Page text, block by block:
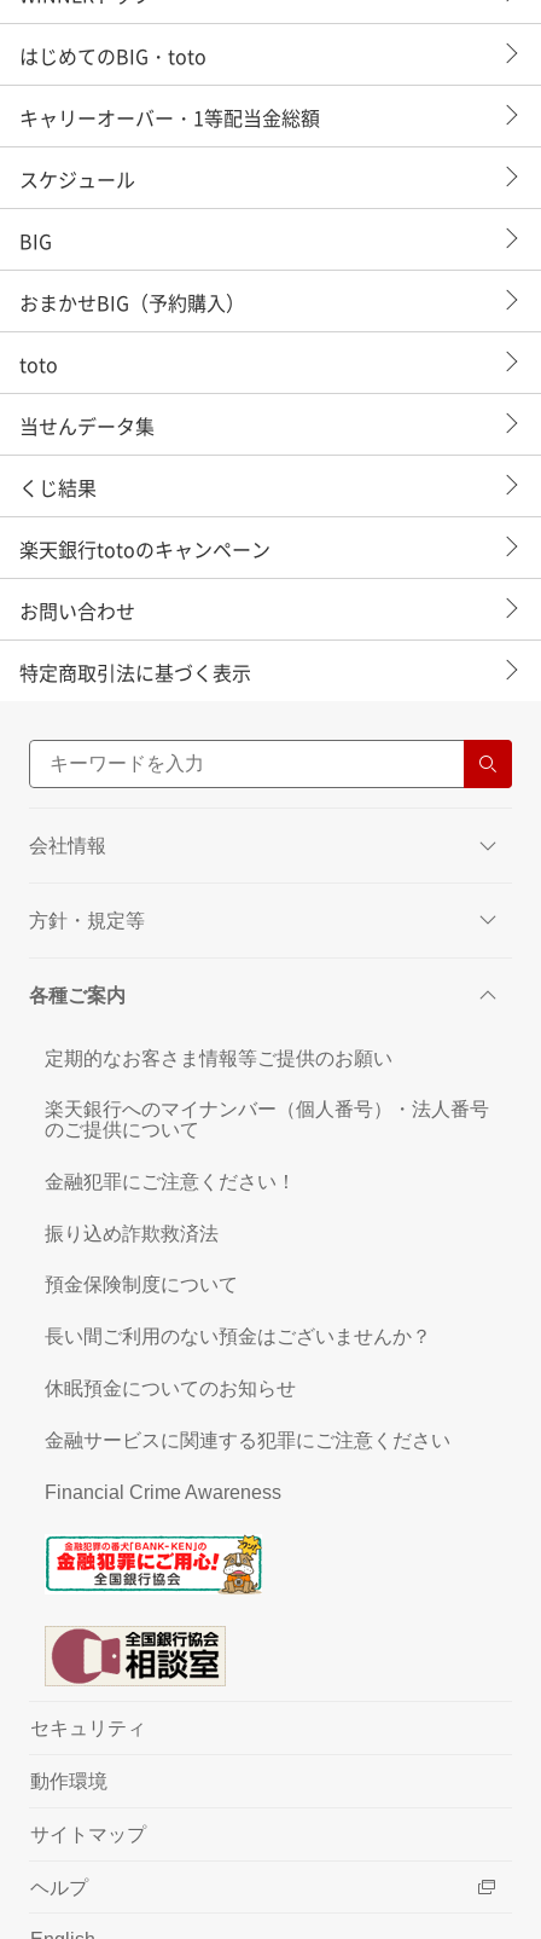
はじめてのBIG・toto
キャリーオーバー・1等配当金総額
スケジュール
BIG
おまかせBIG（予約購入）
toto
当せんデータ集
くじ結果
楽天銀行totoのキャンペーン
お問い合わせ
特定商取引法に基づく表示
会社情報
方針・規定等
各種ご案内
定期的なお客さま情報等ご提供のお願い
楽天銀行へのマイナンバー（個人番号）・法人番号
のご提供について
金融犯罪にご注意ください！
振り込め詐欺救済法
預金保険制度について
長い間ご利用のない預金はございませんか？
休眠預金についてのお知らせ
金融サービスに関連する犯罪にご注意ください
Financial Crime Awareness
セキュリティ
動作環境
サイトマップ
ヘルプ